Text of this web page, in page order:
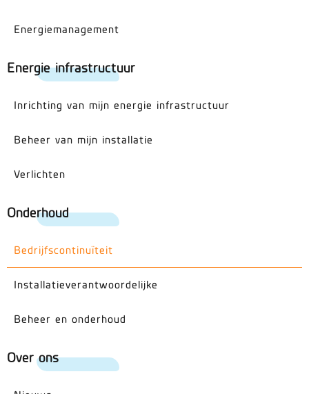
Energiemanagement
Energie infrastructuur
Inrichting van mijn energie infrastructuur
Beheer van mijn installatie
Verlichten
Onderhoud
Bedrijfscontinuïteit
Installatieverantwoordelijke
Beheer en onderhoud
Over ons